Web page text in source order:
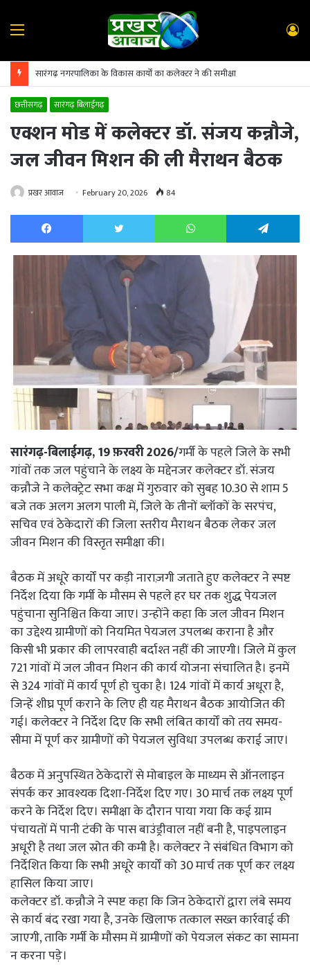
Menu
सारंगढ़ नगरपालिका के विकास कार्यों का कलेक्टर ने की समीक्षा
छत्तीसगढ़ सारंगढ़ बिलाईगढ़
एक्शन मोड में कलेक्टर डॉ. संजय कन्नौजे,
जल जीवन मिशन की ली मैराथन बैठक
प्रखर आवाज February 20, 2026 84
Facebook Twitter WhatsApp
सारंगढ़-बिलाईगढ़, 19 फ़रवरी 2026/गर्मी के पहले जिले के सभी
गांवों तक जल पहुंचाने के लक्ष्य के मद्देनजर कलेक्टर डॉ. संजय
कन्नौजे ने कलेक्ट्रेट सभा कक्ष में गुरुवार को सुबह 10.30 से शाम 5
बजे तक अलग अलग पाली में, जिले के तीनों ब्लॉकों के सरपंच,
सचिव एवं ठेकेदारों की जिला स्तरीय मैराथन बैठक लेकर जल
जीवन मिशन की विस्तृत समीक्षा की।
बैठक में अधूरे कार्यों पर कड़ी नाराज़गी जताते हुए कलेक्टर ने स्पष्ट
निर्देश दिया कि गर्मी के मौसम से पहले हर घर तक शुद्ध पेयजल
पहुंचाना सुनिश्चित किया जाए। उन्होंने कहा कि जल जीवन मिशन
का उद्देश्य ग्रामीणों को नियमित पेयजल उपलब्ध कराना है और
किसी भी प्रकार की लापरवाही बर्दाश्त नहीं की जाएगी। जिले में कुल
721 गांवों में जल जीवन मिशन की कार्य योजना संचालित है। इनमें
से 324 गांवों में कार्य पूर्ण हो चुका है। 124 गांवों में कार्य अधूरा है,
जिन्हें शीघ्र पूर्ण कराने के लिए ही यह मैराथन बैठक आयोजित की
गई। कलेक्टर ने निर्देश दिए कि सभी लंबित कार्यों को तय समय-
सीमा में पूर्ण कर ग्रामीणों को पेयजल सुविधा उपलब्ध कराई जाए।
बैठक में अनुपस्थित ठेकेदारों से मोबाइल के माध्यम से ऑनलाइन
संपर्क कर आवश्यक दिशा-निर्देश दिए गए। 30 मार्च तक लक्ष्य पूर्ण
करने के निर्देश दिए। समीक्षा के दौरान पाया गया कि कई ग्राम
पंचायतों में पानी टंकी के पास बाउंड्रीवाल नहीं बनी है, पाइपलाइन
अधूरी है तथा जल स्रोत की कमी है। कलेक्टर ने संबंधित विभाग को
निर्देशित किया कि सभी अधूरे कार्यों को 30 मार्च तक पूर्ण कर लक्ष्य
हासिल किया जाए।
कलेक्टर डॉ. कन्नौजे ने स्पष्ट कहा कि जिन ठेकेदारों द्वारा लंबे समय
से कार्य बंद रखा गया है, उनके खिलाफ तत्काल सख्त कार्रवाई की
जाएगी, ताकि गर्मी के मौसम में ग्रामीणों को पेयजल संकट का सामना
न करना पड़े।